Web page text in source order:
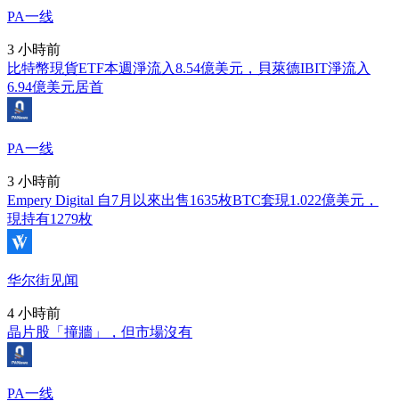
PA一线
3 小時前
比特幣現貨ETF本週淨流入8.54億美元，貝萊德IBIT淨流入
6.94億美元居首
PA一线
3 小時前
Empery Digital 自7月以來出售1635枚BTC套現1.022億美元，
現持有1279枚
华尔街见闻
4 小時前
晶片股「撞牆」，但市場沒有
PA一线